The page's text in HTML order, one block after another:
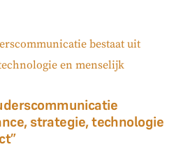
strategie, technologie